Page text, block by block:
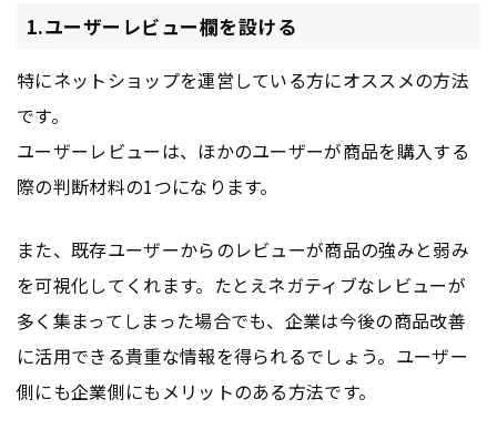
1.ユーザーレビュー欄を設ける
特にネットショップを運営している方にオススメの方法
です。
ユーザーレビューは、ほかのユーザーが商品を購入する
際の判断材料の1つになります。
また、既存ユーザーからのレビューが商品の強みと弱み
を可視化してくれます。たとえネガティブなレビューが
多く集まってしまった場合でも、企業は今後の商品改善
に活用できる貴重な情報を得られるでしょう。ユーザー
側にも企業側にもメリットのある方法です。